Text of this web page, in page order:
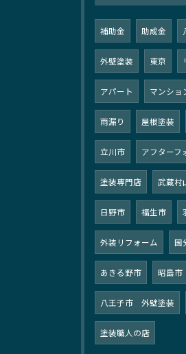
補助金 助成金
外壁塗装 東京
アパート マンショ
雨漏り 屋根塗装
立川市 アフターフ
塗装専門店 武蔵村
日野市 福生市
外装リフォーム 国
あきる野市 昭島
八王子市 外壁塗装
塗装職人の店